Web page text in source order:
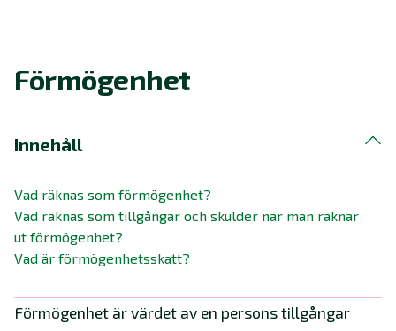
Support Play
Förmögenhet
Innehåll
Vad räknas som förmögenhet?
Vad räknas som tillgångar och skulder när man räknar
ut förmögenhet?
Vad är förmögenhetsskatt?
Förmögenhet är värdet av en persons tillgångar